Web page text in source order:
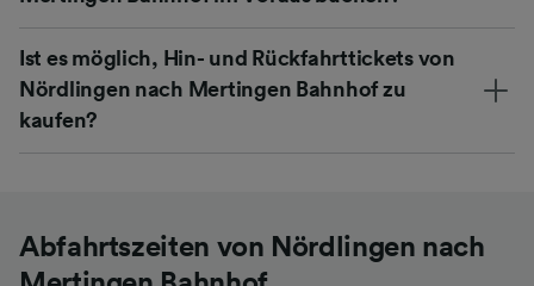
Ist es möglich, Hin- und Rückfahrttickets von
Nördlingen nach Mertingen Bahnhof zu
kaufen?
Abfahrtszeiten von Nördlingen nach